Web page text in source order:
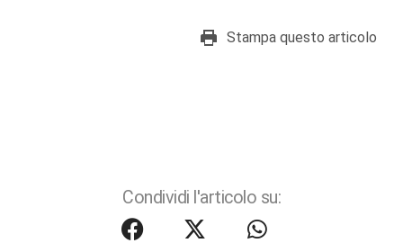
Stampa questo articolo
Condividi l'articolo su: